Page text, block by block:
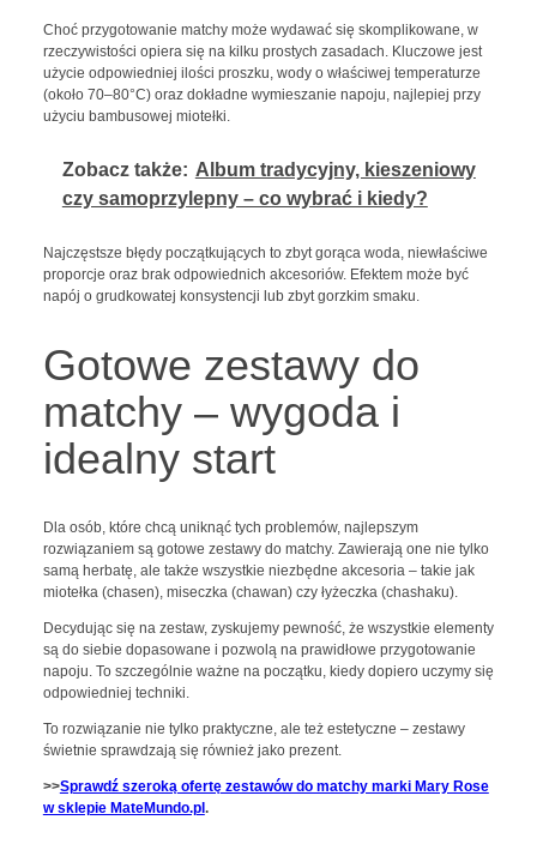
Choć przygotowanie matchy może wydawać się skomplikowane, w
rzeczywistości opiera się na kilku prostych zasadach. Kluczowe jest
użycie odpowiedniej ilości proszku, wody o właściwej temperaturze
(około 70–80°C) oraz dokładne wymieszanie napoju, najlepiej przy
użyciu bambusowej miotełki.
Zobacz także: Album tradycyjny, kieszeniowy
czy samoprzylepny – co wybrać i kiedy?
Najczęstsze błędy początkujących to zbyt gorąca woda, niewłaściwe
proporcje oraz brak odpowiednich akcesoriów. Efektem może być
napój o grudkowatej konsystencji lub zbyt gorzkim smaku.
Gotowe zestawy do
matchy – wygoda i
idealny start
Dla osób, które chcą uniknąć tych problemów, najlepszym
rozwiązaniem są gotowe zestawy do matchy. Zawierają one nie tylko
samą herbatę, ale także wszystkie niezbędne akcesoria – takie jak
miotełka (chasen), miseczka (chawan) czy łyżeczka (chashaku).
Decydując się na zestaw, zyskujemy pewność, że wszystkie elementy
są do siebie dopasowane i pozwolą na prawidłowe przygotowanie
napoju. To szczególnie ważne na początku, kiedy dopiero uczymy się
odpowiedniej techniki.
To rozwiązanie nie tylko praktyczne, ale też estetyczne – zestawy
świetnie sprawdzają się również jako prezent.
>>Sprawdź szeroką ofertę zestawów do matchy marki Mary Rose
w sklepie MateMundo.pl.